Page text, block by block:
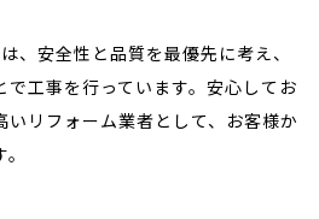
、安全性と品質を最優先に考え、
工事を行っています。安心してお
リフォーム業者として、お客様か